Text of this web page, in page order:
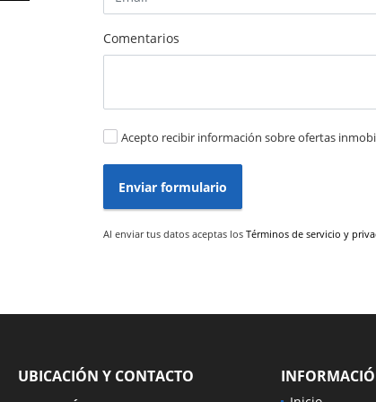
Comentarios
Acepto recibir información sobre ofertas
Enviar formulario
Al enviar tus datos aceptas los Términos de servicio y
UBICACIÓN Y CONTACTO